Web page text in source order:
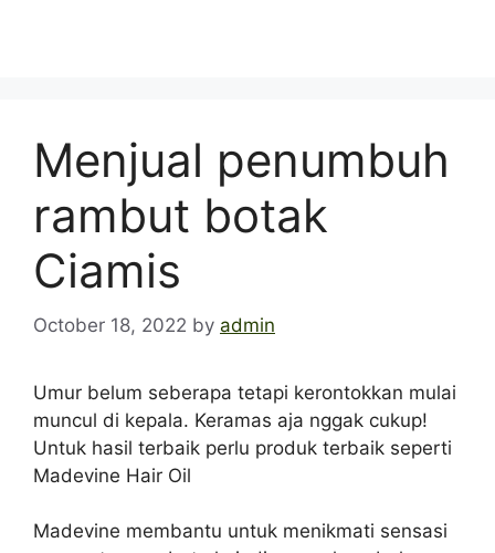
Menjual penumbuh
rambut botak
Ciamis
October 18, 2022 by admin
Umur belum seberapa tetapi kerontokkan mulai
muncul di kepala. Keramas aja nggak cukup!
Untuk hasil terbaik perlu produk terbaik seperti
Madevine Hair Oil
Madevine membantu untuk menikmati sensasi